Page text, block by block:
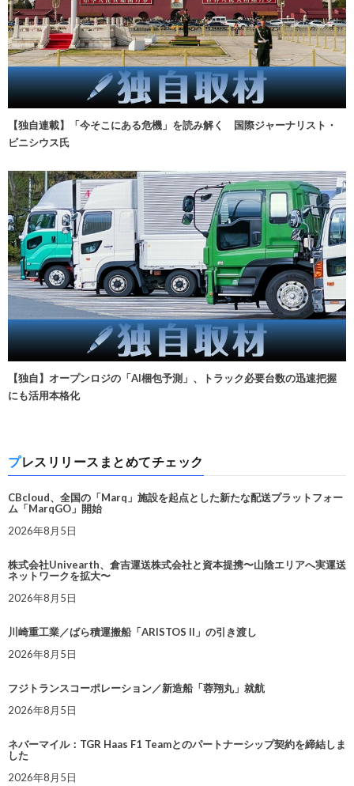
【独自連載】「今そこにある危機」を読み解く 国際ジャーナリスト・
ビニシウス氏
【独自】オープンロジの「AI梱包予測」、トラック必要台数の迅速把握
にも活用本格化
プレスリリースまとめてチェック
CBcloud、全国の「Marq」施設を起点とした新たな配送プラットフォー
ム「MarqGO」開始
2026年8月5日
株式会社Univearth、倉吉運送株式会社と資本提携〜山陰エリアへ実運送
ネットワークを拡大〜
2026年8月5日
川崎重工業／ばら積運搬船「ARISTOS II」の引き渡し
2026年8月5日
フジトランスコーポレーション／新造船「蓉翔丸」就航
2026年8月5日
ネバーマイル：TGR Haas F1 Teamとのパートナーシップ契約を締結しま
した
2026年8月5日